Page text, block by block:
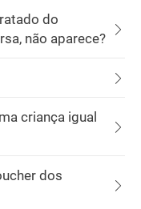
do
não aparece?
criança igual
dos